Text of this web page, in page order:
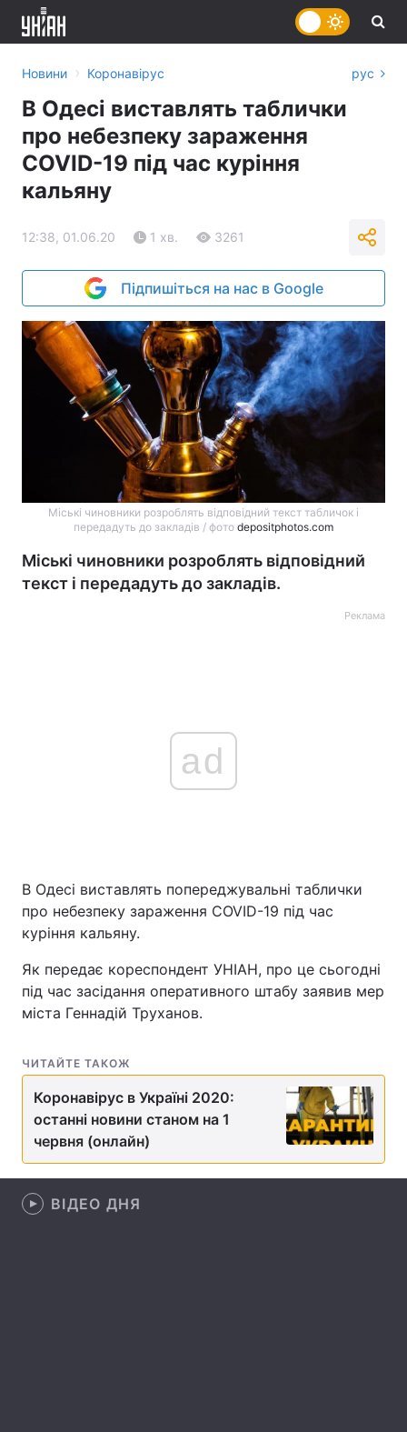
Головна Війна
Україна
Економіка Світ
Спорт
Зброя Інциденти
Екологія
Новини › Коронавірус рус
В Одесі виставлять таблички
про небезпеку зараження
COVID-19 під час куріння
кальяну
12:38, 01.06.20 1 хв. 3261
Підпишіться на нас в Google
Міські чиновники розроблять відповідний текст табличок і
передадуть до закладів / фото depositphotos.com
Міські чиновники розроблять відповідний
текст і передадуть до закладів.
Реклама
ad
В Одесі виставлять попереджувальні таблички
про небезпеку зараження COVID-19 під час
куріння кальяну.
Як передає кореспондент УНІАН, про це сьогодні
під час засідання оперативного штабу заявив мер
міста Геннадій Труханов.
ЧИТАЙТЕ ТАКОЖ
Коронавірус в Україні 2020:
останні новини станом на 1
червня (онлайн)
ВІДЕО ДНЯ